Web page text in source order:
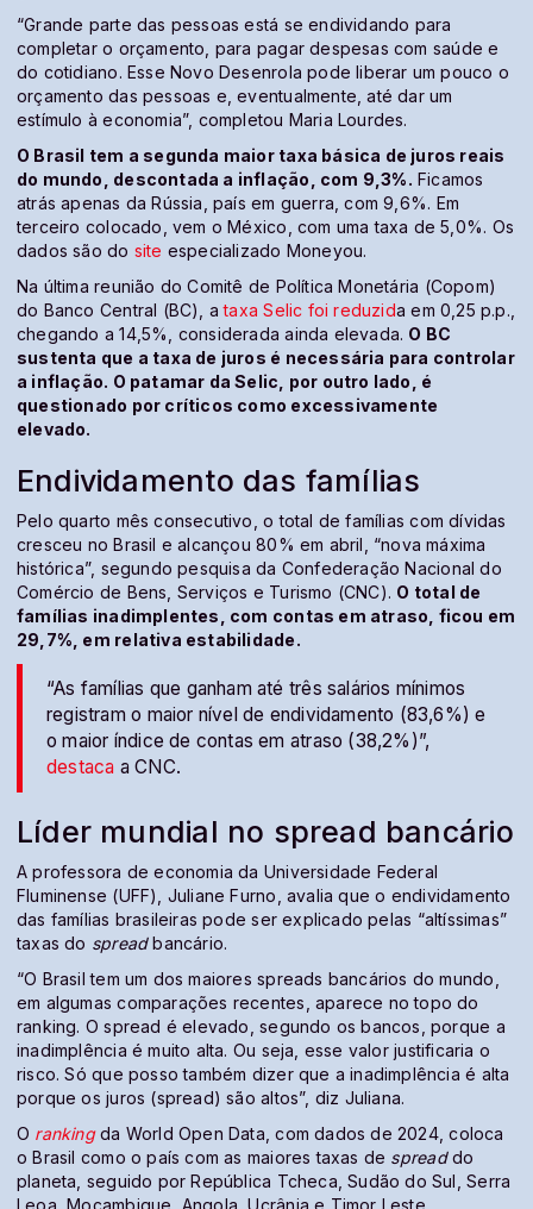
“Grande parte das pessoas está se endividando para
completar o orçamento, para pagar despesas com saúde e
do cotidiano. Esse Novo Desenrola pode liberar um pouco o
orçamento das pessoas e, eventualmente, até dar um
estímulo à economia”, completou Maria Lourdes.
O Brasil tem a segunda maior taxa básica de juros reais
do mundo, descontada a inflação, com 9,3%. Ficamos
atrás apenas da Rússia, país em guerra, com 9,6%. Em
terceiro colocado, vem o México, com uma taxa de 5,0%. Os
dados são do site especializado Moneyou.
Na última reunião do Comitê de Política Monetária (Copom)
do Banco Central (BC), ataxa Selic foi reduzida em 0,25 p.p.,
chegando a 14,5%, considerada ainda elevada. O BC
sustenta que a taxa de juros é necessária para controlar
a inflação. O patamar da Selic, por outro lado, é
questionado por críticos como excessivamente
elevado.
Endividamento das famílias
Pelo quarto mês consecutivo, o total de famílias com dívidas
cresceu no Brasil e alcançou 80% em abril, “nova máxima
histórica”, segundo pesquisa da Confederação Nacional do
Comércio de Bens, Serviços e Turismo (CNC). O total de
famílias inadimplentes, com contas em atraso, ficou em
29,7%, em relativa estabilidade.
“As famílias que ganham até três salários mínimos
registram o maior nível de endividamento (83,6%) e
o maior índice de contas em atraso (38,2%)”,
destaca a CNC.
Líder mundial no spread bancário
A professora de economia da Universidade Federal
Fluminense (UFF), Juliane Furno, avalia que o endividamento
das famílias brasileiras pode ser explicado pelas “altíssimas”
taxas do spreadbancário.
“O Brasil tem um dos maiores spreads bancários do mundo,
em algumas comparações recentes, aparece no topo do
ranking. O spread é elevado, segundo os bancos, porque a
inadimplência é muito alta. Ou seja, esse valor justificaria o
risco. Só que posso também dizer que a inadimplência é alta
porque os juros (spread) são altos”, diz Juliana.
O rankingda World Open Data, com dados de 2024, coloca
o Brasil como o país com as maiores taxas de spreaddo
planeta, seguido por República Tcheca, Sudão do Sul, Serra
Leoa, Moçambique, Angola, Ucrânia e Timor Leste.